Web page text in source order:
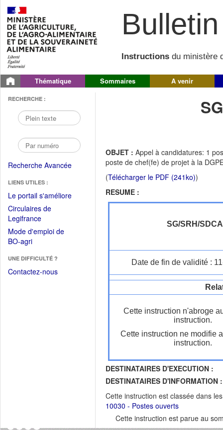
Instructions du ministère
Thématique Sommaires A venir
RECHERCHE :
Recherche Avancée
LIENS UTILES :
Le portail s'améliore(Fichier
Circulaires de
Legifrance(Ouvrir
dans
une
fenêtre)
Mode d'emploi de
BO-agri(Ouvrir
une
nouvelle
UNE DIFFICULTÉ ?
Contactez-nous
OBJET : Appel à candidatures: 1
poste de chef(fe) de projet à la
(Télécharger le PDF (241ko))
RESUME :
SG/SRH/
Date de fin de validité :
Cette instruction n'abroge
instruction.
Cette instruction ne modifie
instruction.
DESTINATAIRES D'EXECUTION :
DESTINATAIRES D'INFORMATION :
Cette instruction est classée dans
10030 - Postes ouverts
Cette instruction est parue au